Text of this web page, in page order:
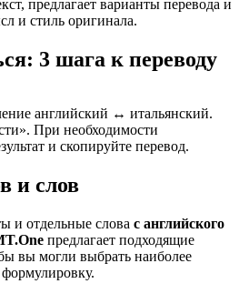
предлагает варианты перевода и
и стиль оригинала.
3 шага к переводу
английский ↔ итальянский.
При необходимости
и скопируйте перевод.
и слов
и отдельные слова с английского
предлагает подходящие
вы могли выбрать наиболее